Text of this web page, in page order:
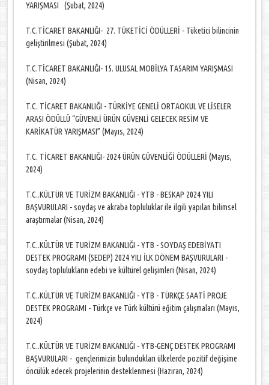
YARIŞMASI (Şubat, 2024)
T.C.TİCARET BAKANLIĞI- 27. TÜKETİCİ ÖDÜLLERİ - Tüketici bilincinin
geliştirilmesi (Şubat, 2024)
T.C.TİCARET BAKANLIĞI- 15. ULUSAL MOBİLYA TASARIM YARIŞMASI
(Nisan, 2024)
T.C. TİCARET BAKANLIĞI - TÜRKİYE GENELİ ORTAOKUL VE LİSELER
ARASI ÖDÜLLÜ “GÜVENLİ ÜRÜN GÜVENLİ GELECEK RESİM VE
KARİKATÜR YARIŞMASI” (Mayıs, 2024)
T.C. TİCARET BAKANLIĞI- 2024 ÜRÜN GÜVENLİĞİ ÖDÜLLERİ (Mayıs,
2024)
T.C..KÜLTÜR VE TURİZM BAKANLIĞI - YTB - BESKAP 2024 YILI
BAŞVURULARI - soydaş ve akraba topluluklar ile ilgili yapılan bilimsel
araştırmalar (Nisan, 2024)
T.C..KÜLTÜR VE TURİZM BAKANLIĞI - YTB - SOYDAŞ EDEBİYATI
DESTEK PROGRAMI (SEDEP) 2024 YILI İLK DÖNEM BAŞVURULARI -
soydaş toplulukların edebi ve kültürel gelişimleri (Nisan, 2024)
T.C..KÜLTÜR VE TURİZM BAKANLIĞI - YTB - TÜRKÇE SAATİ PROJE
DESTEK PROGRAMI - Türkçe ve Türk kültürü eğitim çalışmaları (Mayıs,
2024)
T.C..KÜLTÜR VE TURİZM BAKANLIĞI - YTB-GENÇ DESTEK PROGRAMI
BAŞVURULARI - gençlerimizin bulundukları ülkelerde pozitif değişime
öncülük edecek projelerinin desteklenmesi (Haziran, 2024)